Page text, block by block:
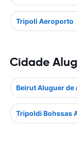
Tripoli Aeroporto
Cidade
Beirut Aluguer de
Tripoldi Bohssas